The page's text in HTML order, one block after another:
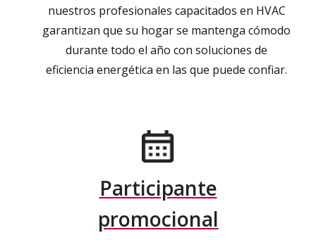
nuestros profesionales capacitados en HVAC
garantizan que su hogar se mantenga cómodo
durante todo el año con soluciones de
eficiencia energética en las que puede confiar.
Participante
promocional